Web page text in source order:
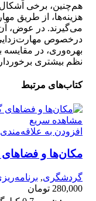
هم‌چنین، برخی
هزینه‌ها، از طریق
می‌گیرند. در عوض،
درخصوص
بهره‌وری، در مقایسه
نظم بیشتری
کتاب‌های مرتبط
مشاهده سریع
افزودن به علاقه‌مندی
مکان‌‌ها و
گردشگری,
280,000 تومان